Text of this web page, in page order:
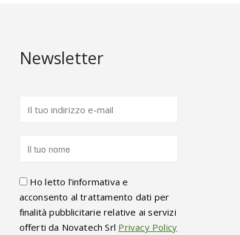
Newsletter
Ho letto l’informativa e
acconsento al trattamento dati per
finalità pubblicitarie relative ai servizi
offerti da Novatech Srl Privacy Policy